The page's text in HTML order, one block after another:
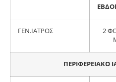
ΓΕΝ.ΙΑΤΡΟΣ
2
ΠΕΡΙΦΕΡΕΙΑΚΟ